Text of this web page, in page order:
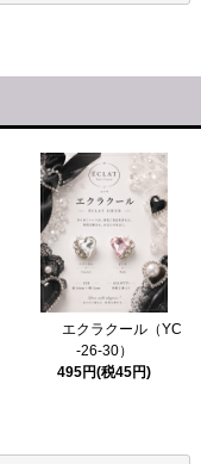
エクラクール（YC
-26-30）
495円(税45円)